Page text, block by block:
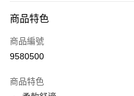
信用卡一次付款
LINE Pay
悠遊付
商品特色
商品編號
9580500
商品特色